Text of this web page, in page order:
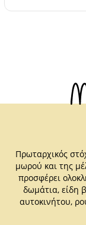
Πρωταρχικός
μωρού και της
προσφέρει
δωμάτια, είδη
αυτοκινήτου,